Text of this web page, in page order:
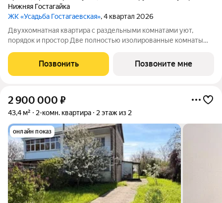
Нижняя Гостагайка
ЖК «Усадьба Гостагаевская», 4 квартал 2026
Двухкомнатная квартира с раздельными комнатами уют,
порядок и простор Две полностью изолированные комнаты
гостиная, кабинет или детская решать вам. Отдельная кухня
сохраняет чистоту и уют
Позвонить Позвоните мне
2 900 000 ₽
43,4 м² 2-комн. квартира 2 этаж из 2
онлайн показ